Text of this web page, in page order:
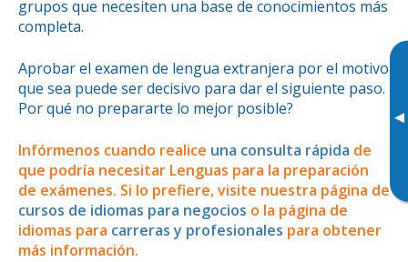
▸
grupos que necesiten una base de conocimientos más
completa.
Aprobar el examen de lengua extranjera por el motivo
que sea puede ser decisivo para dar el siguiente paso.
Por qué no prepararte lo mejor posible?
Infórmenos cuando realice una consulta rápida de
que podría necesitar Lenguas para la preparación
de exámenes. Si lo prefiere, visite nuestra página de
cursos de idiomas para negocios o la página de
idiomas para carreras y profesionales para obtener
más información.